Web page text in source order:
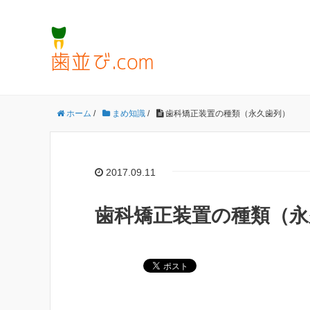
ホーム / まめ知識 / 歯科矯正装置の種類（永久歯列）
2017.09.11
歯科矯正装置の種類（